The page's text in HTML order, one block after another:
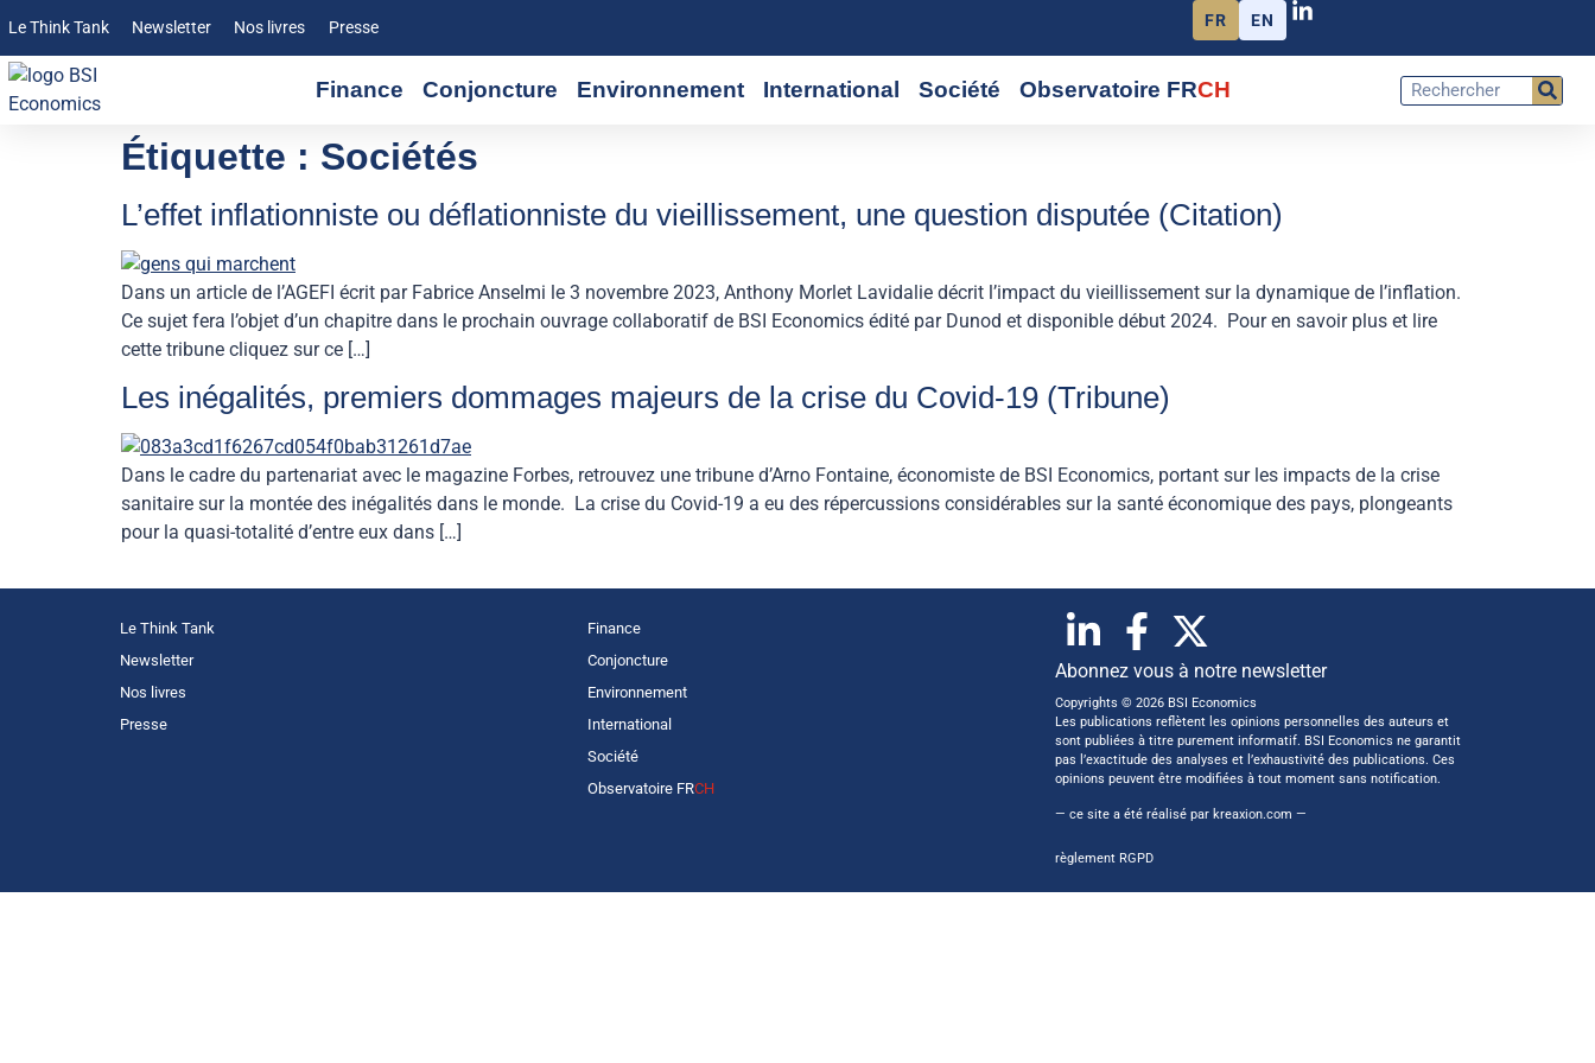
Le Think Tank Newsletter Nos livres Presse FR EN
Finance Conjoncture Environnement International Société Observatoire FRCH
Étiquette : Sociétés
L’effet inflationniste ou déflationniste du vieillissement, une question disputée (Citation)
Dans un article de l’AGEFI écrit par Fabrice Anselmi le 3 novembre 2023, Anthony Morlet Lavidalie décrit l’impact du vieillissement sur la dynamique de l’inflation.
Ce sujet fera l’objet d’un chapitre dans le prochain ouvrage collaboratif de BSI Economics édité par Dunod et disponible début 2024. Pour en savoir plus et lire
cette tribune cliquez sur ce […]
Les inégalités, premiers dommages majeurs de la crise du Covid-19 (Tribune)
Dans le cadre du partenariat avec le magazine Forbes, retrouvez une tribune d’Arno Fontaine, économiste de BSI Economics, portant sur les impacts de la crise
sanitaire sur la montée des inégalités dans le monde. La crise du Covid-19 a eu des répercussions considérables sur la santé économique des pays, plongeants
pour la quasi-totalité d’entre eux dans […]
Le Think Tank
Newsletter
Nos livres
Presse
Finance
Conjoncture
Environnement
International
Société
Observatoire FRCH
Abonnez vous à notre newsletter
Copyrights © 2026 BSI Economics
Les publications reflètent les opinions personnelles des auteurs et
sont publiées à titre purement informatif. BSI Economics ne garantit
pas l’exactitude des analyses et l’exhaustivité des publications. Ces
opinions peuvent être modifiées à tout moment sans notification.
— ce site a été réalisé par kreaxion.com —
règlement RGPD